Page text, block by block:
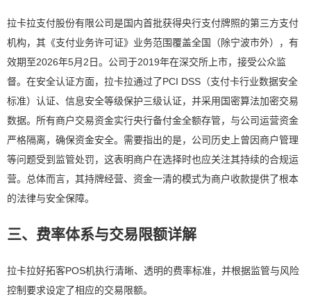
拉卡拉支付股份有限公司是国内首批获得央行支付牌照的第三方支付
机构，其《支付业务许可证》业务范围覆盖全国（除宁波市外），有
效期至2026年5月2日。公司于2019年在深交所上市，接受公众监
督。在安全认证方面，拉卡拉通过了PCI DSS（支付卡行业数据安全
标准）认证、信息安全等级保护三级认证，并采用国密算法加密交易
数据。所有商户交易资金实行央行备付金全额存管，与公司运营资金
严格隔离，确保资金安全。需要指出的是，公司历史上曾因商户管理
等问题受到监管处罚，这表明商户在选择时也应关注其持续的合规运
营。总体而言，其持牌经营、资金一清的模式为商户收款提供了根本
的法律与安全保障。
三、费率体系与交易限额详解
拉卡拉好拓客POS机执行清晰、透明的费率标准，并根据监管与风险
控制要求设定了相应的交易限额。